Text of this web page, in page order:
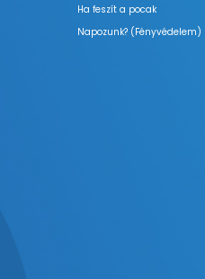
Ha feszít a pocak
Napozunk? (Fényvédelem)